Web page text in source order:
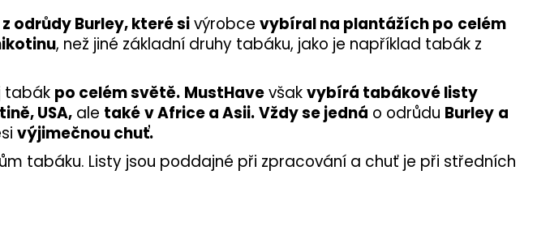
z odrůdy Burley, které sivýrobce vybíral na plantážích po celém
, než jiné základní druhy tabáku, jako je například tabák z
tabák po celém světě. MustHavevšakvybírá tabákové listy
USA, ale takév Africe a Asii.Vždy se jedná o odrůdu Burley a
výjimečnou chuť.
tabáku. Listy jsou poddajné při zpracování a chuť je při středních